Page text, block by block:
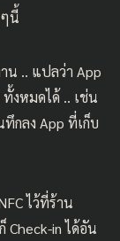
ๆนี้
น .. แปลว่า App
งหมดได้ .. เช่น
กลง App ที่เก็บ
ไว้ที่ร้าน
Check-in ได้อัน